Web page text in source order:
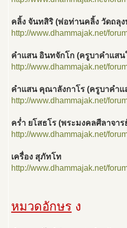
คลิ้ง จันทสิริ (พ่อท่านคลิ้ง วัดถลุง
http://www.dhammajak.net/
คำแสน อินทจักโก (ครูบาคำแส
http://www.dhammajak.net/
คำแสน คุณาลังกาโร (ครูบาคำ
http://www.dhammajak.net/
คร่ำ ยโสธโร (พระมงคลศีลาจาร
http://www.dhammajak.net/
เครื่อง สุภัทโท
http://www.dhammajak.net/
หมวดอักษร ง